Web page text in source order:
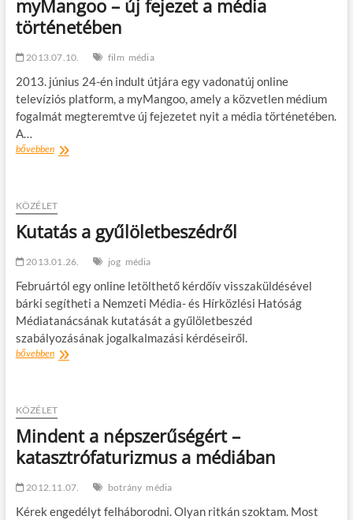
Kertésznek
áll
Rippel
és
Való
Gábor
myMangoo – új fejezet a média
történetében
2013.07.10. film média
2013. június 24-én indult útjára egy vadonatúj online
televíziós platform, a myMangoo, amely a közvetlen médium
fogalmát megteremtve új fejezetet nyit a média történetében.
A…
bővebbenmyMangoo
a
történetében
KÖZÉLET
Kutatás a gyűlöletbeszédről
2013.01.26. jog média
Februártól egy online letölthető kérdőív visszaküldésével
bárki segítheti a Nemzeti Média- és Hírközlési Hatóság
Médiatanácsának kutatását a gyűlöletbeszéd
szabályozásának jogalkalmazási kérdéseiről.
bővebbenKutatás
KÖZÉLET
Mindent a népszerűségért –
katasztrófaturizmus a médiában
2012.11.07. botrány média
Kérek engedélyt felháborodni. Olyan ritkán szoktam. Most